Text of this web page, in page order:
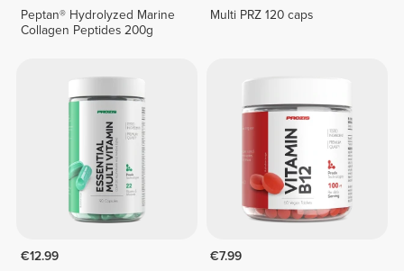
Peptan® Hydrolyzed Marine
Collagen Peptides 200g
Multi PRZ 120 caps
€12.99
€7.99